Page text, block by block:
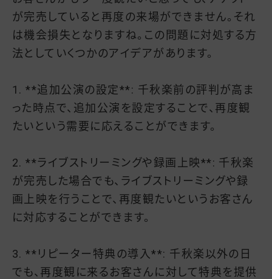
が完売していると再度の来場ができません。それ
は機会損失となりますね。この問題に対処する方
法としていくつかのアイデアがあります。
1. **追加公演の設定**: 千秋楽前の評判が高ま
った時点で、追加公演を設定することで、再度観
たいという需要に応えることができます。
2. **ライブストリーミングや録画上映**: 千秋楽
が完売した場合でも、ライブストリーミングや録
画上映を行うことで、再度観たいというお客さん
に対応することができます。
3. **リピーター特典の導入**: 千秋楽以外の日
でも、再度観に来るお客さんに対して特典を提供